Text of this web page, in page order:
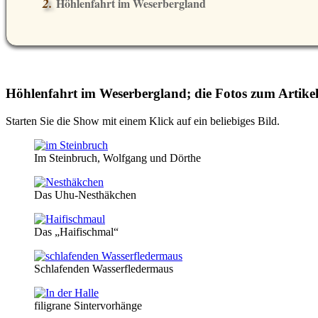
Höhlenfahrt im Weserbergland
Höhlenfahrt im Weserbergland; die Fotos zum Artikel
Starten Sie die Show mit einem Klick auf ein beliebiges Bild.
Im Steinbruch, Wolfgang und Dörthe
Das Uhu-Nesthäkchen
Das Haifischmal
Schlafenden Wasserfledermaus
filigrane Sintervorhänge